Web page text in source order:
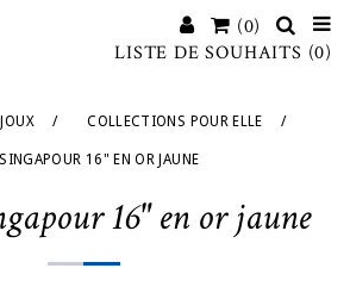
(0)
LISTE DE SOUHAITS (0)
/ COLLECTIONS POUR ELLE /
16" EN OR JAUNE
16" en or jaune